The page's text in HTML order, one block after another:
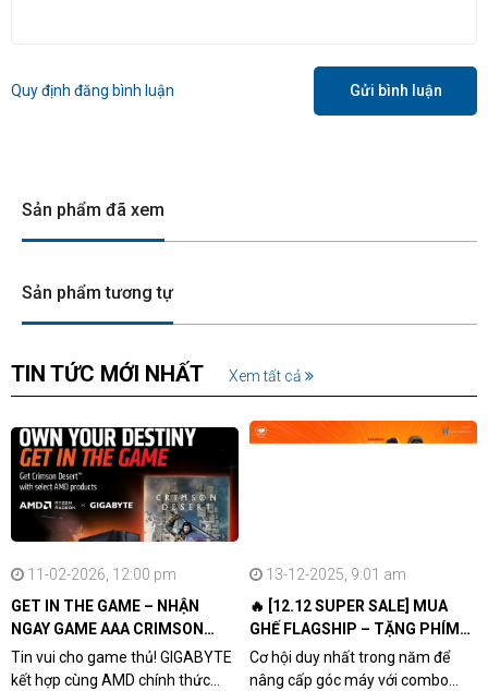
Quy định đăng bình luận Gửi bình luận
Sản phẩm đã xem
Sản phẩm tương tự
TIN TỨC MỚI NHẤT Xem tất cả
11-02-2026, 12:00 pm
GET IN THE GAME – NHẬN
NGAY GAME AAA CRIMSON
DESERT CÙNG GIGABYTE &
AMD
Tin vui cho game thủ! GIGABYTE
kết hợp cùng AMD chính thức
13-12-2025, 9:01 am
🔥 [12.12 SUPER SALE] MUA
GHẾ FLAGSHIP – TẶNG PHÍM
CƠ XỊN
Cơ hội duy nhất trong năm để
nâng cấp góc máy với combo